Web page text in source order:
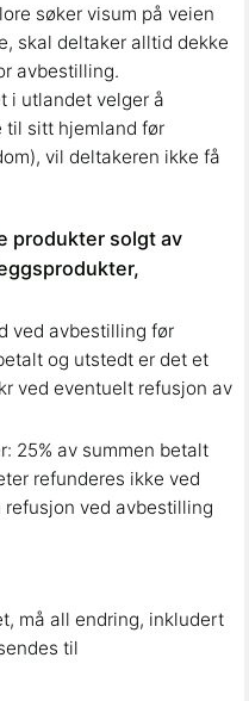
søker visum på veien
skal deltaker alltid dekke
avbestilling.
i utlandet velger å
til sitt hjemland før
vil deltakeren ikke få
produkter solgt av
ved avbestilling før
og utstedt er det et
ved eventuelt refusjon av
25% av summen betalt
refunderes ikke ved
ved avbestilling
må all endring, inkludert
til